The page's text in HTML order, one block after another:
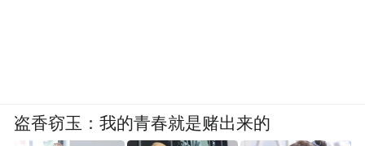
盗香窃玉：我的青春就是赌出来的